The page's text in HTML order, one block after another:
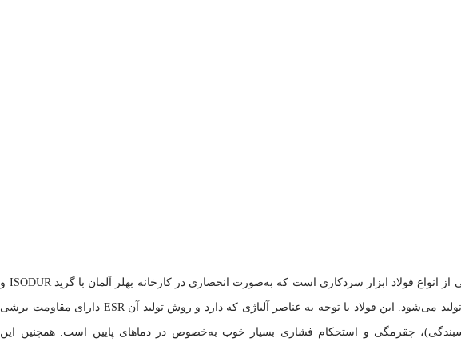
با گرید ISODUR و
به روش ESR تولید می‌شود. این فولاد با توجه به عناصر آلیاژی که دارد و روش تولید آن ESR دارای مقاومت برشی
چقرمگی و استحکام فشاری بسیار خوب به‌خصوص در دماهای پایین است. همچنین این